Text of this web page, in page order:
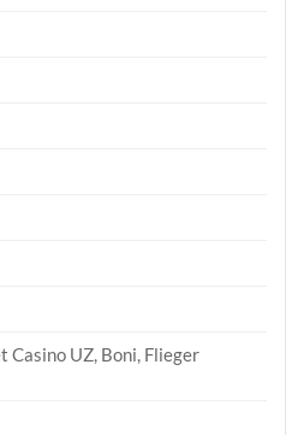
UZ, Boni, Flieger